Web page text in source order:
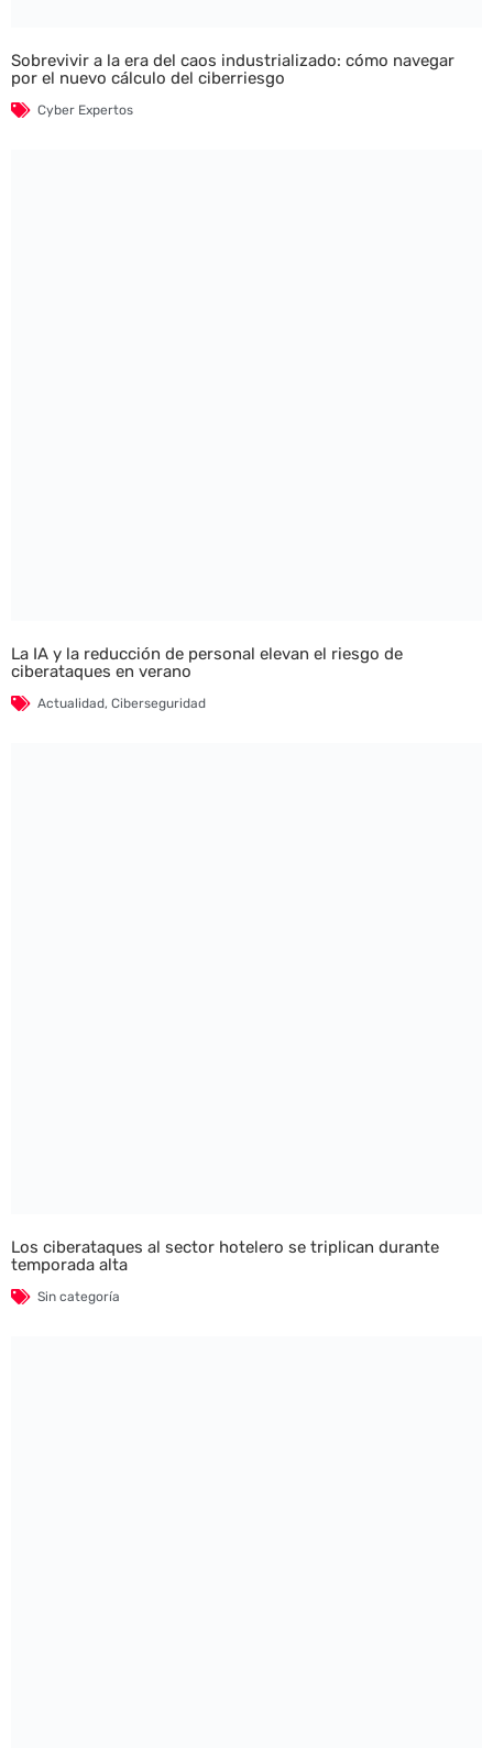
Sobrevivir a la era del caos industrializado: cómo navegar
por el nuevo cálculo del ciberriesgo
Cyber Expertos
La IA y la reducción de personal elevan el riesgo de
ciberataques en verano
Actualidad, Ciberseguridad
Los ciberataques al sector hotelero se triplican durante
temporada alta
Sin categoría